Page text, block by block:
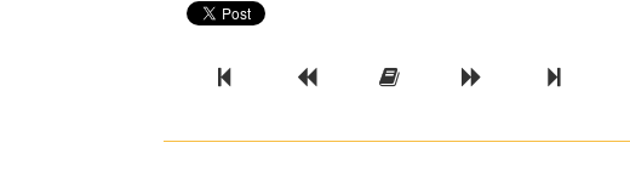
Previous BookPrevious Chapter
Read the Full Chapter
Next Chapter
Next